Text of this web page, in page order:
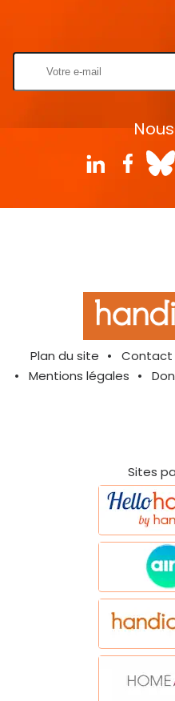
Plan du site Contact
Mentions légales
Sites